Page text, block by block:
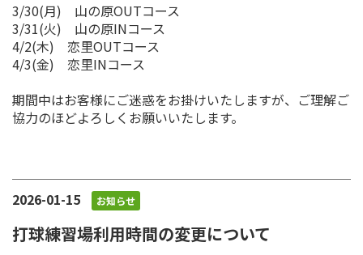
3/30(月) 山の原OUTコース
3/31(火) 山の原INコース
4/2(木) 恋里OUTコース
4/3(金) 恋里INコース
期間中はお客様にご迷惑をお掛けいたしますが、ご理解ご
協力のほどよろしくお願いいたします。
2026-01-15 お知らせ
打球練習場利用時間の変更について